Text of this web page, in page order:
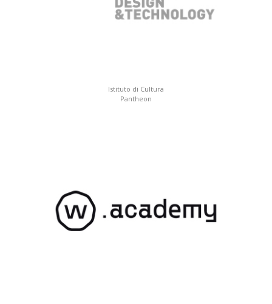
Istituto di Cultura
Pantheon